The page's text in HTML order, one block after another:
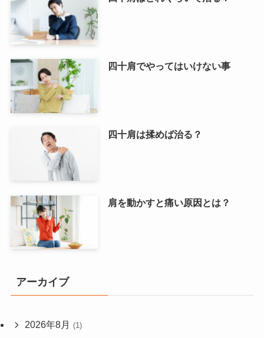
四十肩でやってはいけない事
四十肩は揉めば治る？
肩を動かすと痛い原因とは？
アーカイブ
2026年8月 (1)